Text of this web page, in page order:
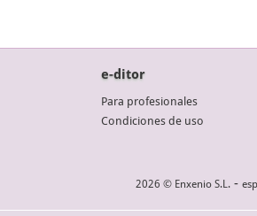
e-ditor
Para profesionales
Condiciones de uso
2026 © Enxenio S.L. -